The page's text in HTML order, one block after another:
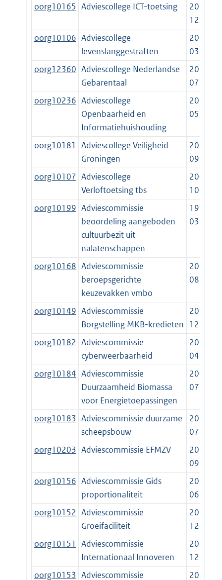
oorg10165 Adviescollege ICT-toetsing
2020-
12-31
oorg10106 Adviescollege
levenslanggestraften
2017-
03-01
oorg12360 Adviescollege Nederlandse
Gebarentaal
2021-
07-01
oorg10236 Adviescollege
Openbaarheid en
Informatiehuishouding
2022-
05-01
oorg10181
Adviescollege Veiligheid
Groningen
2019-
09-15
oorg10107 Adviescollege
Verloftoetsing tbs
2007-
10-01
oorg10199 Adviescommissie
beoordeling aangeboden
cultuurbezit uit
nalatenschappen
1998-
03-11
oorg10168 Adviescommissie
beroepsgerichte
keuzevakken vmbo
2016-
08-01
oorg10149 Adviescommissie
Borgstelling MKB-kredieten
2014-
12-19
oorg10182 Adviescommissie
cyberweerbaarheid
2018-
04-01
oorg10184 Adviescommissie
Duurzaamheid Biomassa
voor Energietoepassingen
2017-
07-01
oorg10183 Adviescommissie duurzame
scheepsbouw
2017-
07-15
oorg10203 Adviescommissie EFMZV
2015-
09-01
oorg10156 Adviescommissie Gids
proportionaliteit
2017-
06-01
oorg10152 Adviescommissie
Groeifaciliteit
2014-
12-19
oorg10151
Adviescommissie
Internationaal Innoveren
2014-
12-19
oorg10153 Adviescommissie 2014-